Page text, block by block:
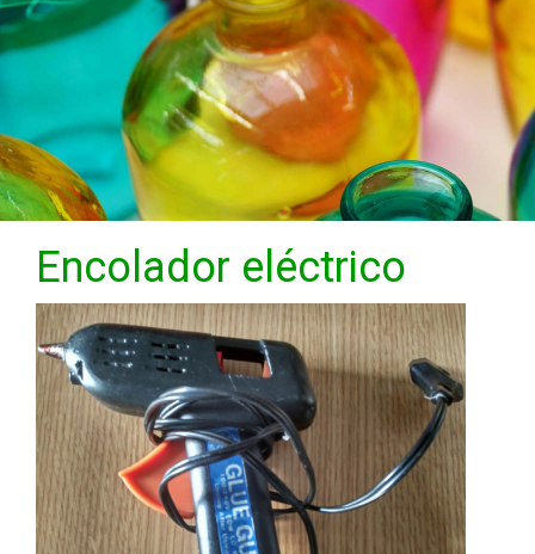
Encolador eléctrico